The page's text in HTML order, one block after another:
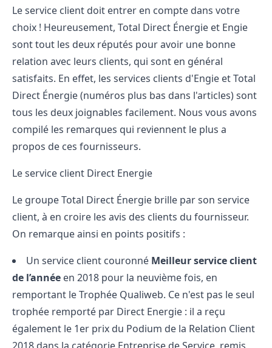
Le service client doit entrer en compte dans votre
choix ! Heureusement, Total Direct Énergie et Engie
sont tout les deux réputés pour avoir une bonne
relation avec leurs clients, qui sont en général
satisfaits. En effet, les services clients d'Engie et Total
Direct Énergie (numéros plus bas dans l'articles) sont
tous les deux joignables facilement. Nous vous avons
compilé les remarques qui reviennent le plus a
propos de ces fournisseurs.
Le service client Direct Energie
Le groupe Total Direct Énergie brille par son service
client, à en croire les avis des clients du fournisseur.
On remarque ainsi en points positifs :
Un service client couronné Meilleur service client
de l’année en 2018 pour la neuvième fois, en
remportant le Trophée Qualiweb. Ce n'est pas le seul
trophée remporté par Direct Energie : il a reçu
également le 1er prix du Podium de la Relation Client